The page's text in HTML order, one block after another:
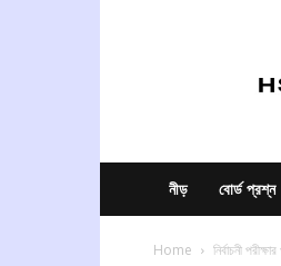
নীড় বোর্ড প্রশ্ন
Home নির্বাচনী